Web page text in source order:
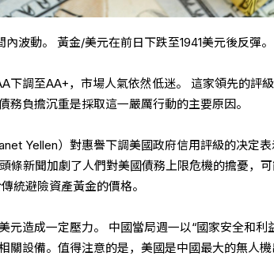
波動。 黃金/美元在前日下跌至1941美元後反彈。
下調至AA+，市場人氣依然低迷。 這家領先的評級
負擔沉重是採取這一嚴厲行動的主要原因。
Yellen）對惠譽下調美國政府信用評級的决定表
條新聞加劇了人們對美國債務上限危機的擔憂，
統避險資產黃金的價格。
元造成一定壓力。 中國當局週一以“國家安全和利
關設備。值得注意的是，美國是中國最大的無人機